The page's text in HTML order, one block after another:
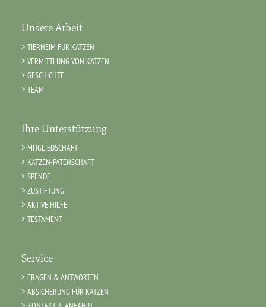
Unsere Arbeit
TIERHEIM FÜR KATZEN
VERMITTLUNG VON KATZEN
GESCHICHTE
TEAM
Ihre Unterstützung
MITGLIEDSCHAFT
KATZEN-PATENSCHAFT
SPENDE
ZUSTIFTUNG
AKTIVE HILFE
TESTAMENT
Service
FRAGEN & ANTWORTEN
ABSICHERUNG FÜR KATZEN